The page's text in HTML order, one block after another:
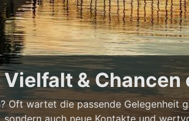
& Chancen
wartet die passende Gelegenheit